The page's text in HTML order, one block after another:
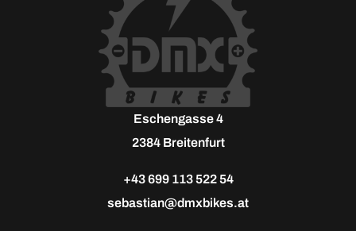
Eschengasse 4
2384 Breitenfurt
+43 699 113 522 54
sebastian@dmxbikes.at